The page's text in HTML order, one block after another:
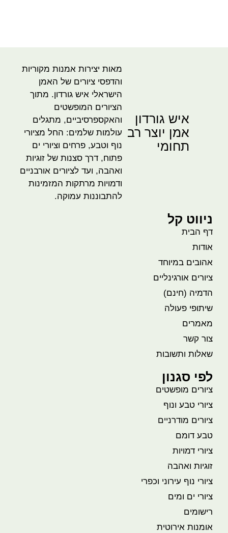
איש גורדון
אמן יוצר רב
תחומי
מאות יצירות אמנות מקוריות
והדפסי ציורים של האמן
הישראלי איש גורדון. מתוך
הציורים המופשטים
והאקספרסיביים, מתגלים
עולמות שלמים: החל מציורי
נוף וטבע, פרחים וציורי ים
פתוח, דרך סצנות של זוגיות
ואהבה, ועד לציורים אורבניים
ודמויות מרתקות המזמינות
להתבוננות עמוקה.
ניווט קל
דף הבית
אודות
אהובים במיוחד
ציורים אורגינליים
הדמיה (חינם)
שיתופי פעולה
מאמרים
צור קשר
שאלות ותשובות
לפי סגנון
ציורים מופשטים
ציורי טבע ונוף
ציורים מודרניים
טבע דומם
ציורי דמויות
זוגיות ואהבה
ציורי נוף עירוני וכפרי
ציורי ים ומים
רישומים
אומנות אירוטית